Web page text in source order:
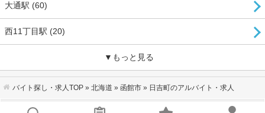
大通駅 (60)
西11丁目駅 (20)
▼もっと見る
バイト探し・求人TOP » 北海道 » 函館市 » 日吉町のアルバイト・求人
会社概要 ｜個人情報の取り扱いについて お問い合わせ